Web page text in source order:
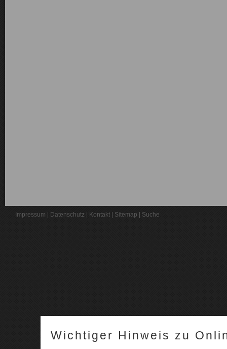
Impressum Datenschutz Kontakt Sitemap Suche
Wichtiger Hinweis zu